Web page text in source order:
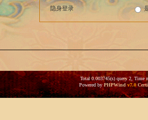
隐身登录
Total 0.003745(s) query 2, Time
Powered byPHPWind v7.0